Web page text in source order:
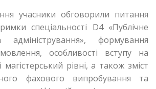
учасники обговорили питання
спеціальності D4 «Публічне
адміністрування», формування
особливості вступу на
рівні, а також зміст
фахового випробування та